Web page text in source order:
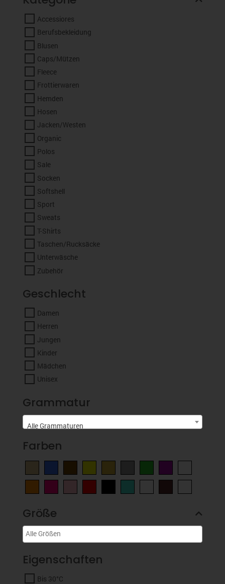
Accessiores
Berufsbekleidung
Blusen
Caps/Mützen
Fleece
Frottierwaren
Hemden
Hosen
Jacken/Westen
Organic
Polos
Sale
Socken
Softshell
Sport
Sweats
T-Shirts
Taschen/Rucksäcke
Unterwäsche
Zubehör
Geschlecht
Damen
Herren
Jungen
Kinder
Mädchen
Unisex
Grammatur
Alle Grammaturen
Farben
Größe
Eigenschaften
Bis 30°C